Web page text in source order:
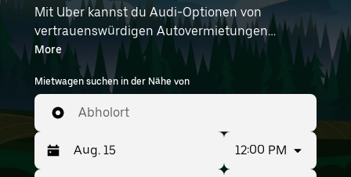
Mit Uber kannst du Audi-Optionen von
vertrauenswürdigen Autovermietungen
durchstöbern. Finde den richtigen Leihwagen
von Audi für Besorgungen, Roadtrips oder
tägliche Fahrten. Egal, ob du Preis, Größe oder
Stil priorisierst: Hier findest du Optionen, die
deinen Wünschen entsprechen. Gib deine Zeit-
und Standortangaben (z. B. Frankfurt Airport)
ein, um Audi-Vermietungen in deiner Nähe zu
More
Mietwagen suchen in der Nähe von
Abholort
12:00 PM